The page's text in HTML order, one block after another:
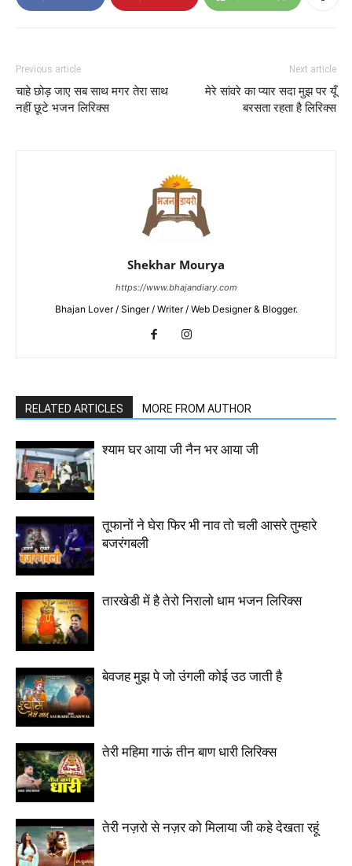
Previous article
चाहे छोड़ जाए सब साथ मगर तेरा साथ
नहीं छूटे भजन लिरिक्स
Next article
मेरे सांवरे का प्यार सदा मुझ पर यूँ
बरसता रहता है लिरिक्स
Shekhar Mourya
https://www.bhajandiary.com
Bhajan Lover / Singer / Writer / Web Designer & Blogger.
RELATED ARTICLES MORE FROM AUTHOR
श्याम घर आया जी नैन भर आया जी
तूफानों ने घेरा फिर भी नाव तो चली आसरे तुम्हारे
बजरंगबली
तारखेडी में है तेरो निरालो धाम भजन लिरिक्स
बेवजह मुझ पे जो उंगली कोई उठ जाती है
तेरी महिमा गाऊं तीन बाण धारी लिरिक्स
तेरी नज़रो से नज़र को मिलाया जी कहे देखता रहूं